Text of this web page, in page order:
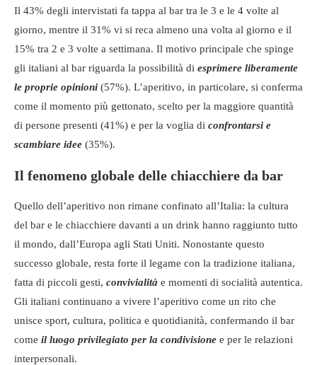
Il 43% degli intervistati fa tappa al bar tra le 3 e le 4 volte al
giorno, mentre il 31% vi si reca almeno una volta al giorno e il
15% tra 2 e 3 volte a settimana. Il motivo principale che spinge
gli italiani al bar riguarda la possibilità di esprimere liberamente
le proprie opinioni (57%). L’aperitivo, in particolare, si conferma
come il momento più gettonato, scelto per la maggiore quantità
di persone presenti (41%) e per la voglia di confrontarsi e
scambiare idee (35%).
Il fenomeno globale delle chiacchiere da bar
Quello dell’aperitivo non rimane confinato all’Italia: la cultura
del bar e le chiacchiere davanti a un drink hanno raggiunto tutto
il mondo, dall’Europa agli Stati Uniti. Nonostante questo
successo globale, resta forte il legame con la tradizione italiana,
fatta di piccoli gesti, convivialità e momenti di socialità autentica.
Gli italiani continuano a vivere l’aperitivo come un rito che
unisce sport, cultura, politica e quotidianità, confermando il bar
come il luogo privilegiato per la condivisione e per le relazioni
interpersonali.